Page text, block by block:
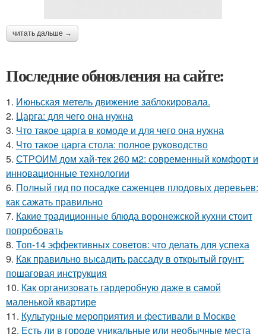
читать дальше →
Последние обновления на сайте:
1. Июньская метель движение заблокировала.
2. Царга: для чего она нужна
3. Что такое царга в комоде и для чего она нужна
4. Что такое царга стола: полное руководство
5. СТРОИМ дом хай-тек 260 м2: современный комфорт и
инновационные технологии
6. Полный гид по посадке саженцев плодовых деревьев:
как сажать правильно
7. Какие традиционные блюда воронежской кухни стоит
попробовать
8. Топ-14 эффективных советов: что делать для успеха
9. Как правильно высадить рассаду в открытый грунт:
пошаговая инструкция
10. Как организовать гардеробную даже в самой
маленькой квартире
11. Культурные мероприятия и фестивали в Москве
12. Есть ли в городе уникальные или необычные места